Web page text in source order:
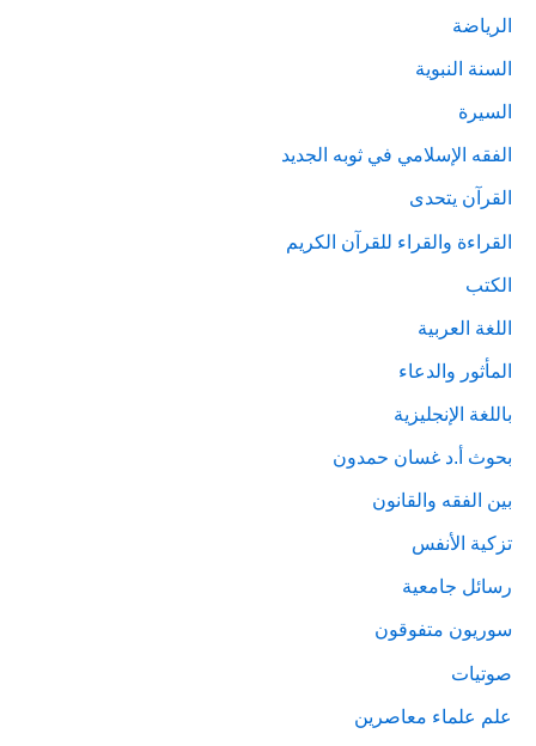
الرياضة
السنة النبوية
السيرة
الفقه الإسلامي في ثوبه الجديد
القرآن يتحدى
القراءة والقراء للقرآن الكريم
الكتب
اللغة العربية
المأثور والدعاء
باللغة الإنجليزية
بحوث أ.د غسان حمدون
بين الفقه والقانون
تزكية الأنفس
رسائل جامعية
سوريون متفوقون
صوتيات
علم علماء معاصرين